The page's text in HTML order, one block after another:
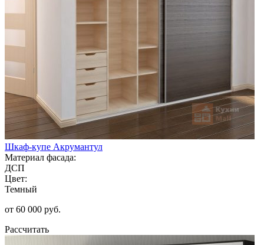
Шкаф-купе Акрумантул
Материал фасада:
ДСП
Цвет:
Темный
от 60 000 руб.
Рассчитать